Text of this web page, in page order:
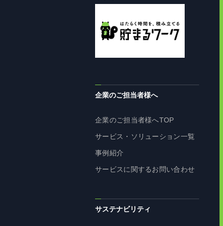
企業のご担当者様へ
企業のご担当者様へTOP
サービス・ソリューション一覧
事例紹介
サービスに関するお問い合わせ
サステナビリティ